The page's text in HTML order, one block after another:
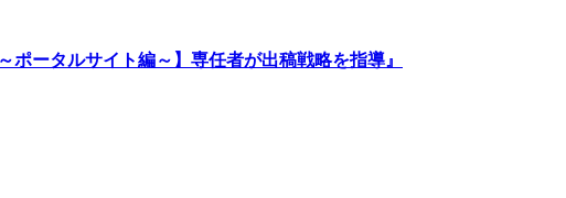
ポータルサイト編～】専任者が出稿戦略を指導』